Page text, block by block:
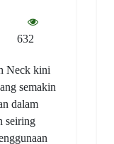
632
Neck kini
semakin
dalam
seiring